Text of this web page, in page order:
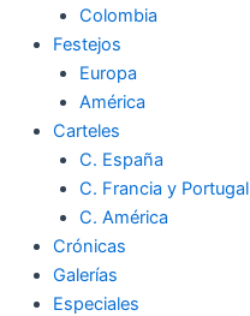
Colombia
Festejos
Europa
América
Carteles
C. España
C. Francia y Portugal
C. América
Crónicas
Galerías
Especiales